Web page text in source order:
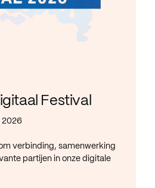
Festival
2026
verbinding, samenwerking
partijen in onze digitale